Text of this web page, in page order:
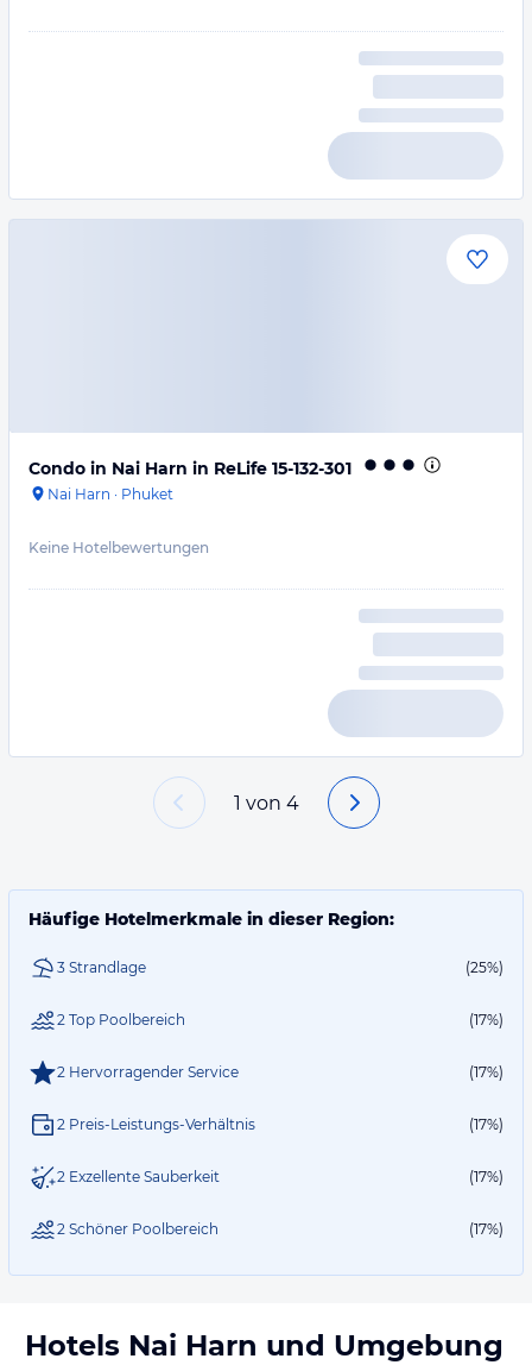
Condo in Nai Harn in ReLife 15-132-301
Nai Harn · Phuket
Keine Hotelbewertungen
1 von 4
Häufige Hotelmerkmale in dieser Region:
3 Strandlage (25%)
2 Top Poolbereich (17%)
2 Hervorragender Service (17%)
2 Preis-Leistungs-Verhältnis (17%)
2 Exzellente Sauberkeit (17%)
2 Schöner Poolbereich (17%)
Hotels Nai Harn und Umgebung